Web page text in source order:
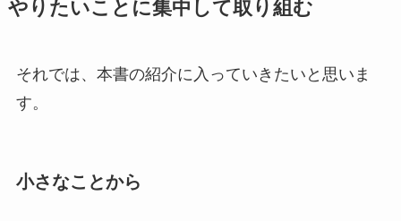
やりたいことに集中して取り組む
それでは、本書の紹介に入っていきたいと思いま
す。
小さなことから